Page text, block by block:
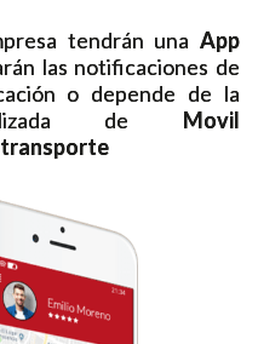
tendrán una App
las notificaciones de
o depende de la
de Movil